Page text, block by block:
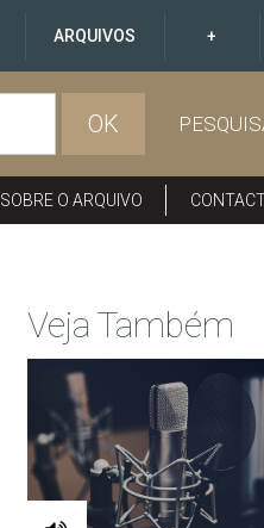
ARQUIVOS +
OK
SOBRE O ARQUIVO
Veja Também